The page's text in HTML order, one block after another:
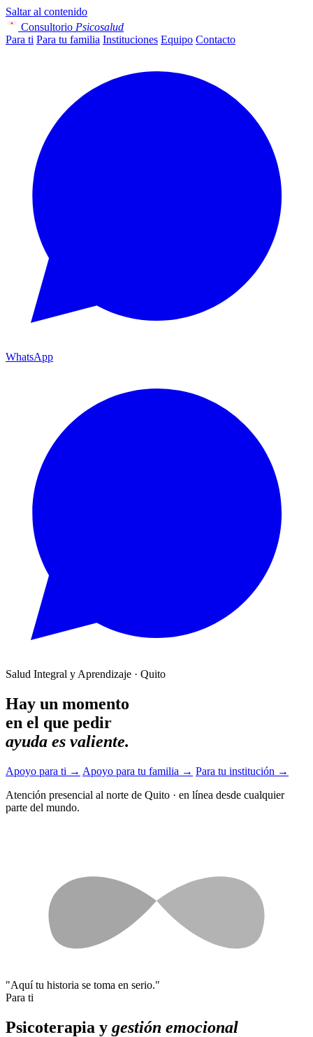
Saltar al contenido
Consultorio Psicosalud
Para ti Para tu familia Instituciones Equipo Contacto
WhatsApp
Salud Integral y Aprendizaje · Quito
Hay un momento
en el que pedir
ayuda es valiente.
Apoyo para ti → Apoyo para tu familia → Para tu institución →
Atención presencial al norte de Quito · en línea desde cualquier
parte del mundo.
"Aquí tu historia se toma en serio."
Para ti
Psicoterapia y gestión emocional